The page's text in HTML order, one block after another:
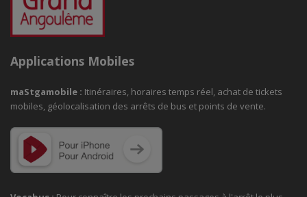
Applications Mobiles
maStgamobile : Itinéraires, horaires temps réel, achat de tickets
mobiles, géolocalisation des arrêts de bus et points de vente.